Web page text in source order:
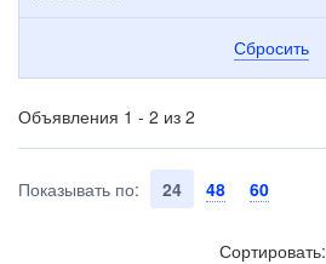
Сбросить
Объявления 1 - 2 из 2
Показывать по: 24 48 60
Сортировать: